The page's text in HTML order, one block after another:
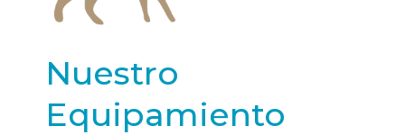
Nuestro
Equipamiento